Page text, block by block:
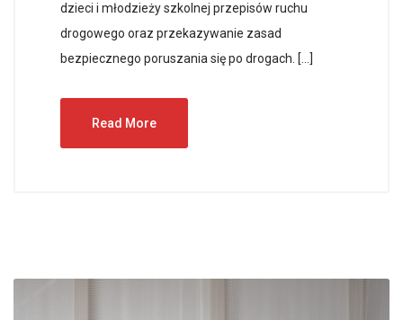
dzieci i młodzieży szkolnej przepisów ruchu
drogowego oraz przekazywanie zasad
bezpiecznego poruszania się po drogach. […]
Read More